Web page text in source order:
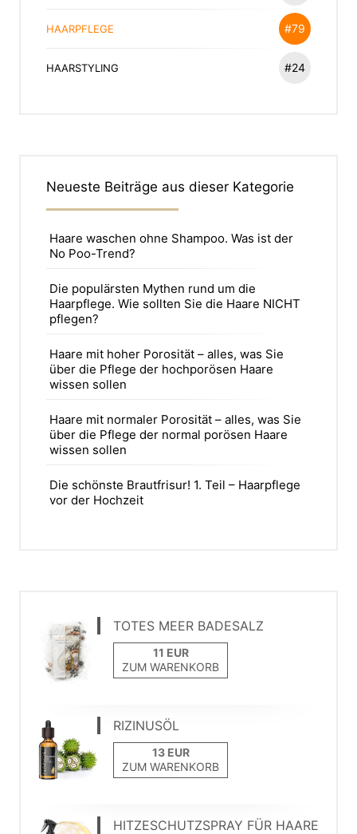
HAARPFLEGE #79
HAARSTYLING #24
Neueste Beiträge aus dieser Kategorie
Haare waschen ohne Shampoo. Was ist der
No Poo-Trend?
Die populärsten Mythen rund um die
Haarpflege. Wie sollten Sie die Haare NICHT
pflegen?
Haare mit hoher Porosität – alles, was Sie
über die Pflege der hochporösen Haare
wissen sollen
Haare mit normaler Porosität – alles, was Sie
über die Pflege der normal porösen Haare
wissen sollen
Die schönste Brautfrisur! 1. Teil – Haarpflege
vor der Hochzeit
TOTES MEER BADESALZ
ZUM WARENKORB
RIZINUSÖL
ZUM WARENKORB
HITZESCHUTZSPRAY FÜR HAARE